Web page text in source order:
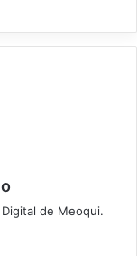
de Meoqui.